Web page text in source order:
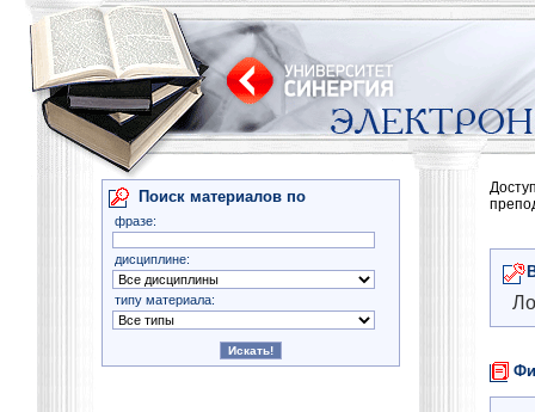
Поиск материалов по
фразе:
дисциплине:
типу материала: